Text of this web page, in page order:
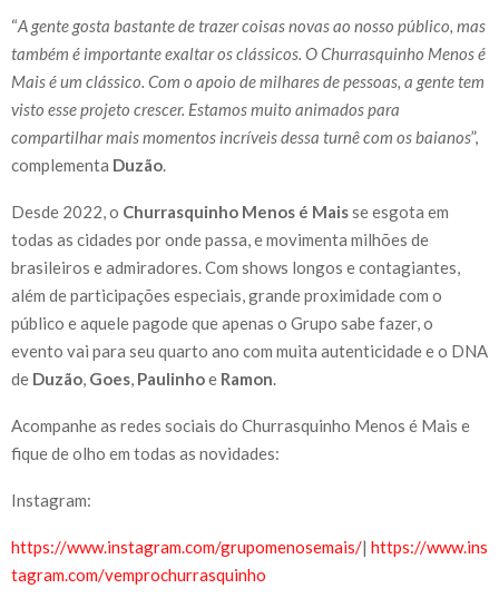
“A gente gosta bastante de trazer coisas novas ao nosso público, mas
também é importante exaltar os clássicos. O Churrasquinho Menos é
Mais é um clássico. Com o apoio de milhares de pessoas, a gente tem
visto esse projeto crescer. Estamos muito animados para
compartilhar mais momentos incríveis dessa turnê com os baianos”,
complementa Duzão
Desde 2022, o Churrasquinho Menos é Maisse esgota em
todas as cidades por onde passa, e movimenta milhões de
brasileiros e admiradores. Com shows longos e contagiantes,
além de participações especiais, grande proximidade com o
público e aquele pagode que apenas o Grupo sabe fazer, o
evento vai para seu quarto ano com muita autenticidade e o DNA
de Duzão Goes Paulinhoe Ramon
Acompanhe as redes sociais do Churrasquinho Menos é Mais e
fique de olho em todas as novidades:
Instagram:
https://www.instagram.com/grupomenosemais/| https://www.ins
tagram.com/vemprochurrasquinho